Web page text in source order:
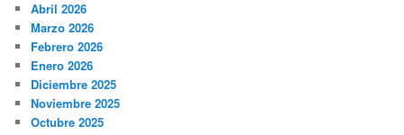
Abril 2026
Marzo 2026
Febrero 2026
Enero 2026
Diciembre 2025
Noviembre 2025
Octubre 2025